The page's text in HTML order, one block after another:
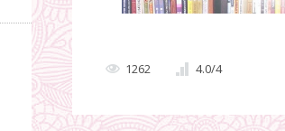
1262 4.0/4